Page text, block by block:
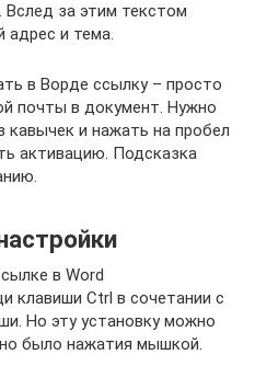
Вслед за этим текстом
адрес и тема.
в Ворде ссылку – просто
почты в документ. Нужно
и нажать на пробел
активацию. Подсказка
в Word
клавиши Ctrl в сочетании с
Но эту установку можно
было нажатия мышкой.